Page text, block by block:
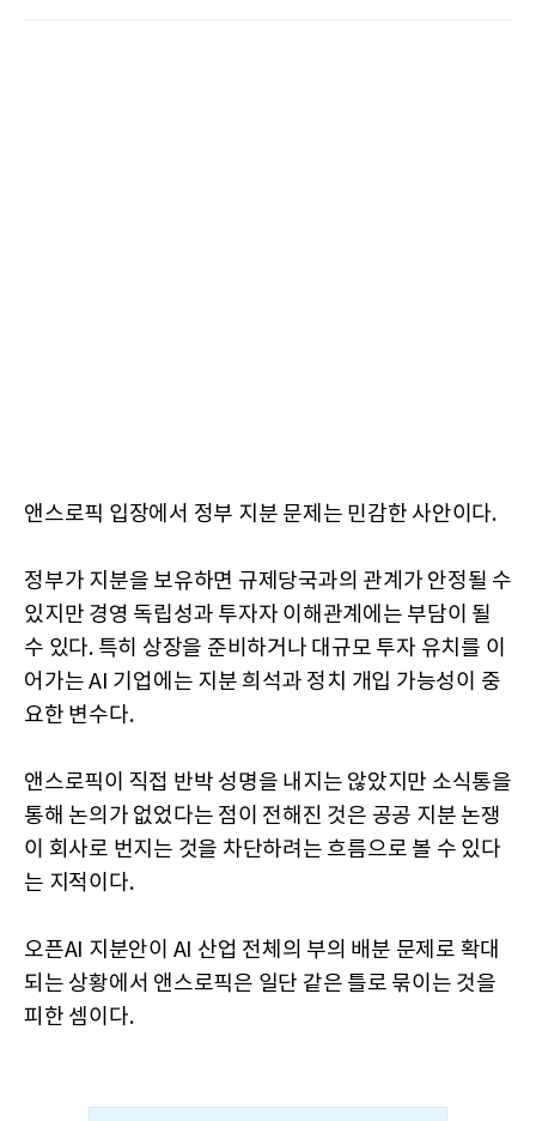
앤스로픽 입장에서 정부 지분 문제는 민감한 사안이다.
정부가 지분을 보유하면 규제당국과의 관계가 안정될 수
있지만 경영 독립성과 투자자 이해관계에는 부담이 될
수 있다. 특히 상장을 준비하거나 대규모 투자 유치를 이
어가는 AI 기업에는 지분 희석과 정치 개입 가능성이 중
요한 변수다.
앤스로픽이 직접 반박 성명을 내지는 않았지만 소식통을
통해 논의가 없었다는 점이 전해진 것은 공공 지분 논쟁
이 회사로 번지는 것을 차단하려는 흐름으로 볼 수 있다
는 지적이다.
오픈AI 지분안이 AI 산업 전체의 부의 배분 문제로 확대
되는 상황에서 앤스로픽은 일단 같은 틀로 묶이는 것을
피한 셈이다.